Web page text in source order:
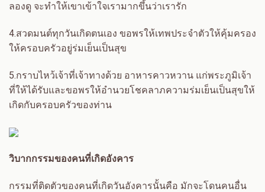
ลองดู จะทำให้เขาเข้าใจเรามากขึ้นว่าเรารัก
4.สวดมนต์ทุกวันเกิดตนเอง ขอพรให้เทพประจำตัวให้คุ้มครอง
ให้ครอบครัวอยู่ร่มเย็นเป็นสุข
5.กราบไหว้เจ้าที่เจ้าทางด้วย อาหารคาวหวาน แก่พระภูมิเจ้า
ที่ให้ได้รับและขอพรให้อำนวยโชคลาภความร่มเย็นเป็นสุขให้
เกิดกับครอบครัวของท่าน
วิบากกรรมของคนที่เกิดอังคาร
กรรมที่ติดตัวของคนที่เกิดวันอังคารนั้นคือ มักจะโดนคนอื่น